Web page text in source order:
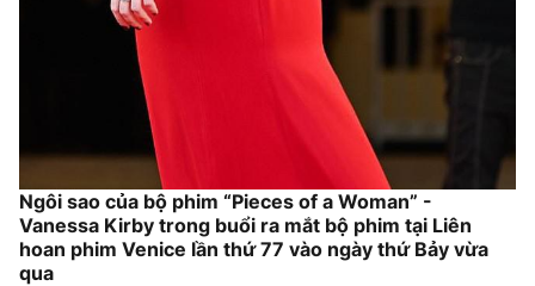
Ngôi sao của bộ phim “Pieces of a Woman” -
Vanessa Kirby trong buổi ra mắt bộ phim tại Liên
hoan phim Venice lần thứ 77 vào ngày thứ Bảy vừa
qua